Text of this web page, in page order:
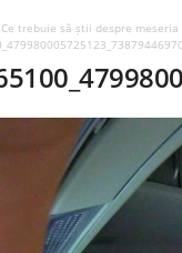
o
Ce trebuie să știi despre